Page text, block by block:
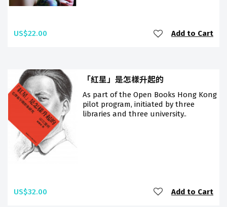
US$22.00 Add to Cart
「紅星」是怎樣升起的
As part of the Open Books Hong Kong
pilot program, initiated by three
libraries and three university..
US$32.00 Add to Cart